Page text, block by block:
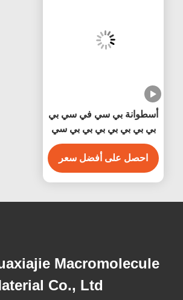
أسطوانة بي سي في سي بي
بي بي بي بي بي بي بي سي
بيضاء مضادة للماء سهلة
التنظيف
احصل على أفضل سعر
Macromolecule
Co., Ltd.